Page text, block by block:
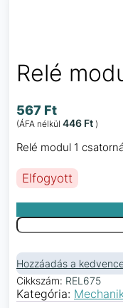
Relé
567 Ft
(ÁFA nélkül 446 Ft )
Relé modul 1
Elfogyott
Hozzáadás a
Cikkszám: REL675
Kategória: